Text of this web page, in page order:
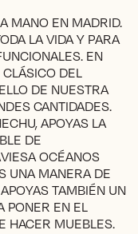
MANO EN MADRID.
LA VIDA Y PARA
EN
DEL
DE NUESTRA
CANTIDADES.
APOYAS LA
DE
OCÉANOS
UNA MANERA DE
TAMBIÉN UN
PONER EN EL
HACER MUEBLES.